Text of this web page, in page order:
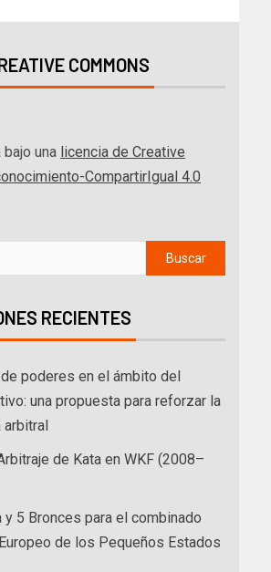
COMMONS
una licencia de Creative
CompartirIgual 4.0
RECIENTES
poderes en el ámbito del
una propuesta para reforzar la
arbitral
de Kata en WKF (2008–
y 5 Bronces para el combinado
de los Pequeños Estados